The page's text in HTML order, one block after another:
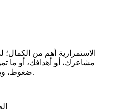
​الاستمرارية أهم من
مشاعرك، أو أهدافك، أو ما
ضغوط، ويساعد في ترتيب الفوضى الداخلية.